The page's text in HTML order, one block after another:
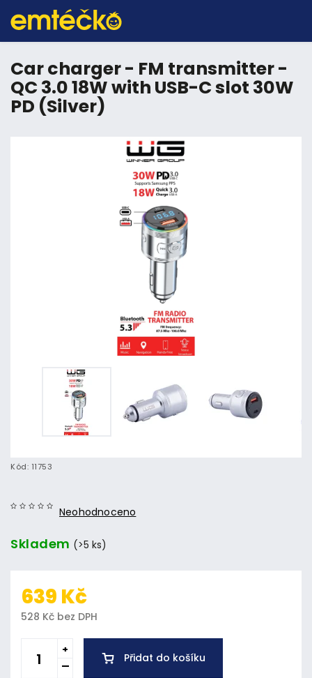
Car charger - FM transmitter -
QC 3.0 18W with USB-C slot 30W
PD (Silver)
Kód: 11753
Neohodnoceno
Skladem (>5 ks)
639 Kč
528 Kč bez DPH
Přidat do košíku